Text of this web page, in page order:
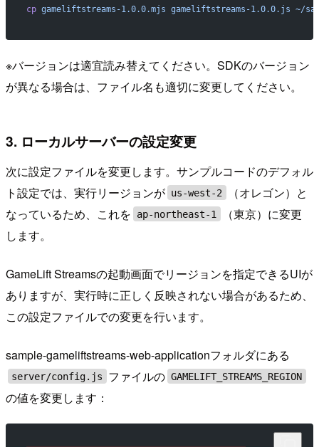
cp gameliftstreams-1.0.0.mjs gameliftstreams-1.0.0.js ~/
※バージョンは適宜読み替えてください。SDKのバージョン
が異なる場合は、ファイル名も適切に変更してください。
3. ローカルサーバーの設定変更
次に設定ファイルを変更します。サンプルコードのデフォル
ト設定では、実行リージョンが us-west-2
（オレゴン）と
なっているため、これを
ap-northeast-1
（東京）に変更
します。
GameLift Streamsの起動画面でリージョンを指定できるUIが
ありますが、実行時に正しく反映されない場合があるため、
この設定ファイルでの変更を行います。
sample-gameliftstreams-web-applicationフォルダにある
server/config.js ファイルの GAMELIFT_STREAMS_REGION
の値を変更します：